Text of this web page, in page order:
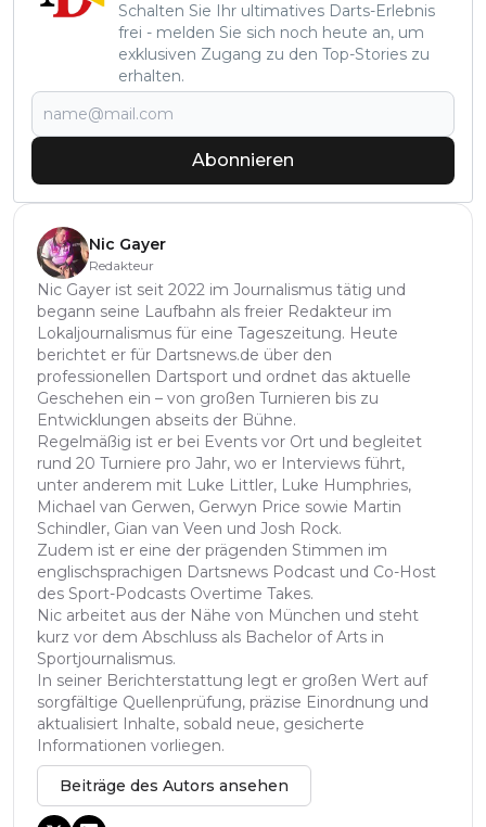
Schalten Sie Ihr ultimatives Darts-Erlebnis
frei - melden Sie sich noch heute an, um
exklusiven Zugang zu den Top-Stories zu
erhalten.
Abonnieren
Nic Gayer
Redakteur
Nic Gayer ist seit 2022 im Journalismus tätig und
begann seine Laufbahn als freier Redakteur im
Lokaljournalismus für eine Tageszeitung. Heute
berichtet er für Dartsnews.de über den
professionellen Dartsport und ordnet das aktuelle
Geschehen ein – von großen Turnieren bis zu
Entwicklungen abseits der Bühne.
Regelmäßig ist er bei Events vor Ort und begleitet
rund 20 Turniere pro Jahr, wo er Interviews führt,
unter anderem mit Luke Littler, Luke Humphries,
Michael van Gerwen, Gerwyn Price sowie Martin
Schindler, Gian van Veen und Josh Rock.
Zudem ist er eine der prägenden Stimmen im
englischsprachigen Dartsnews Podcast und Co-Host
des Sport-Podcasts Overtime Takes.
Nic arbeitet aus der Nähe von München und steht
kurz vor dem Abschluss als Bachelor of Arts in
Sportjournalismus.
In seiner Berichterstattung legt er großen Wert auf
sorgfältige Quellenprüfung, präzise Einordnung und
aktualisiert Inhalte, sobald neue, gesicherte
Informationen vorliegen.
Beiträge des Autors ansehen